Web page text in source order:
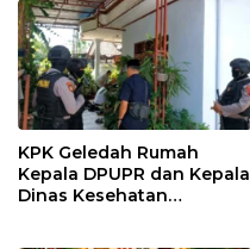
KPK Geledah Rumah
Kepala DPUPR dan Kepala
Dinas Kesehatan